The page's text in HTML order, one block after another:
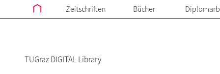
Zeitschriften Bücher
TUGraz DIGITAL Library